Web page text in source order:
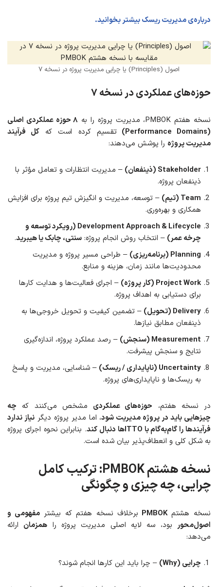
درباره‌ی مدیریت ریسک بیشتر بخوانید.
اصول (Principles) یا چرایی مدیریت پروژه در نسخه ۷
حوزه‌های عملکردی در نسخه ۷
نسخه هفتم PMBOK، مدیریت پروژه را به
۸ حوزه عملکردی اصلی
(Performance Domains)
تقسیم کرده است که کل فرآیند
مدیریت پروژه را پوشش می‌دهند:
Stakeholder (ذینفعان)
– مدیریت انتظارات و تعامل مؤثر با
ذینفعان پروژه.
Team (تیم)
– توسعه، مدیریت و انگیزش تیم پروژه برای افزایش
همکاری و بهره‌وری.
Development Approach & Lifecycle (رویکرد توسعه و
چرخه عمر) – انتخاب روش انجام پروژه: سنتی، چابک یا هیبرید.
Planning (برنامه‌ریزی)
– طراحی مسیر پروژه و مدیریت
محدودیت‌ها مانند زمان، هزینه و منابع.
Project Work (کار پروژه)
– اجرای فعالیت‌ها و هدایت کارها
برای دستیابی به اهداف پروژه.
Delivery (تحویل)
– تضمین کیفیت و تحویل خروجی‌ها به
ذینفعان مطابق نیازها.
Measurement (سنجش)
– رصد عملکرد پروژه، اندازه‌گیری
نتایج و سنجش پیشرفت.
Uncertainty (ناپایداری / ریسک)
– شناسایی، مدیریت و پاسخ
به ریسک‌ها و ناپایداری‌های پروژه.
در نسخه هفتم، حوزه‌های عملکردی مشخص می‌کنند که چه
چیزهایی باید در پروژه مدیریت شود، اما مدیر پروژه دیگرنیاز ندارد
فرآیندها را گام‌به‌گام با ITTOها دنبال کند
. بنابراین نحوه اجرای پروژه
به شکل کلی و انعطاف‌پذیر بیان شده است.
نسخه هشتم PMBOK: ترکیب کامل
چرایی، چه چیزی و چگونگی
نسخه هشتمPMBOK برخلاف نسخه هفتم که بیشترمفهومی و
اصول‌محوربود، سه لایه اصلی مدیریت پروژه را همزمان ارائه
می‌دهد:
چرایی (Why) – چرا باید این کارها انجام شوند؟